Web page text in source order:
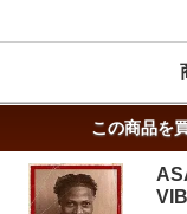
この商品を